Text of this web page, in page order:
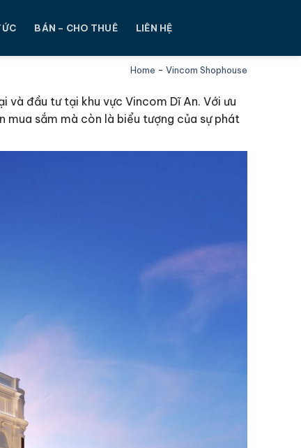
BÁN – CHO THUÊ LIÊN HỆ
Home - Vincom Shophouse
và đầu tư tại khu vực Vincom Dĩ An. Với ưu
mua sắm mà còn là biểu tượng của sự phát